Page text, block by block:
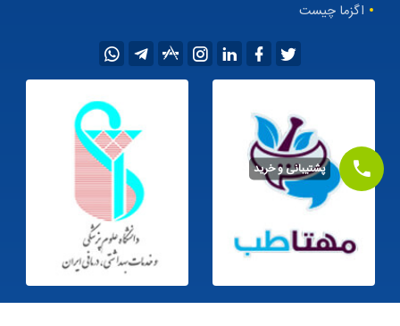
اگزما چیست
©1405
پشتیبانی و خرید